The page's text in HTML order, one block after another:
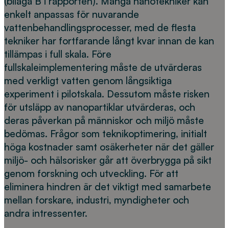
enkelt anpassas för nuvarande
vattenbehandlingsprocesser, med de flesta
tekniker har fortfarande långt kvar innan de kan
tillämpas i full skala. Före
fullskaleimplementering måste de utvärderas
med verkligt vatten genom långsiktiga
experiment i pilotskala. Dessutom måste risken
för utsläpp av nanopartiklar utvärderas, och
deras påverkan på människor och miljö måste
bedömas. Frågor som teknikoptimering, initialt
höga kostnader samt osäkerheter när det gäller
miljö- och hälsorisker går att överbrygga på sikt
genom forskning och utveckling. För att
eliminera hindren är det viktigt med samarbete
mellan forskare, industri, myndigheter och
andra intressenter.